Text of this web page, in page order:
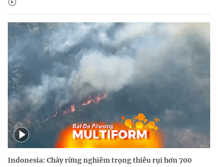
Indonesia: Cháy rừng nghiêm trọng thiêu rụi hơn 700